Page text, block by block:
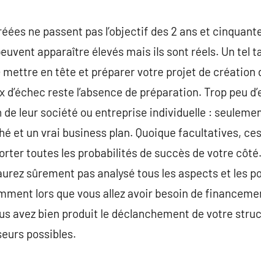
ne passent pas l’objectif des 2 ans et
apparaître élevés mais ils sont réels. Un tel
mettre en tête et préparer votre projet de création
reste l’absence de préparation. Trop peu
de leur société ou entreprise individuelle :
et un vrai business plan. Quoique facultatives,
toutes les probabilités de succès de votre
sûrement pas analysé tous les aspects et les
lors que vous allez avoir besoin de
avez bien produit le déclanchement de votre
possibles.